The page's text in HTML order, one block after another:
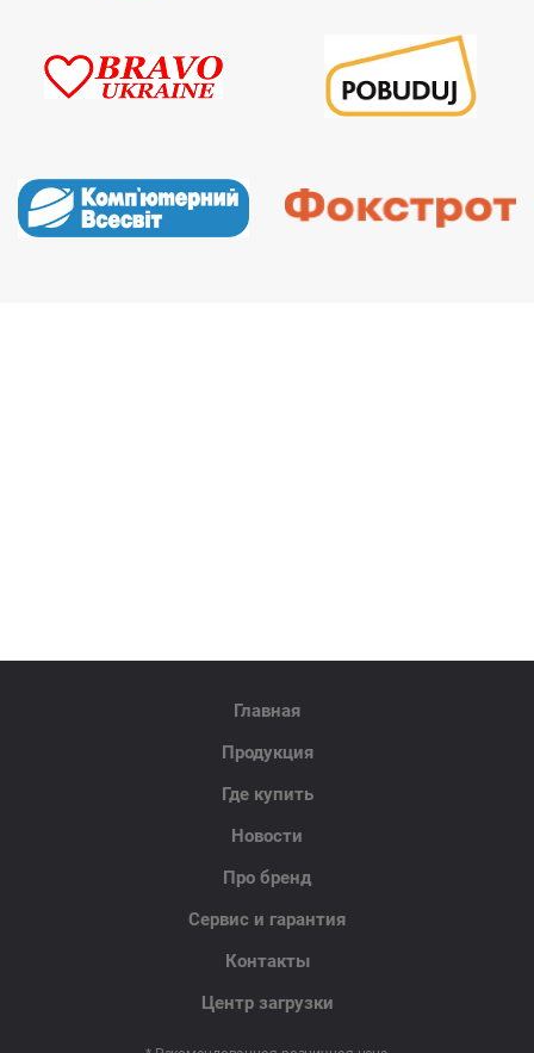
Главная
Продукция
Где купить
Новости
Про бренд
Сервис и гарантия
Контакты
Центр загрузки